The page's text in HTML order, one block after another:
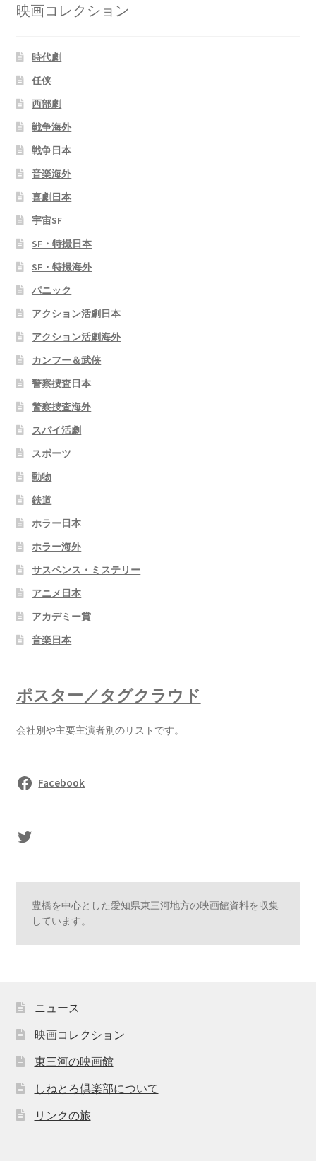
映画コレクション
時代劇
任侠
西部劇
戦争海外
戦争日本
音楽海外
喜劇日本
宇宙SF
SF・特撮日本
SF・特撮海外
パニック
アクション活劇日本
アクション活劇海外
カンフー＆武侠
警察捜査日本
警察捜査海外
スパイ活劇
スポーツ
動物
鉄道
ホラー日本
ホラー海外
サスペンス・ミステリー
アニメ日本
アカデミー賞
音楽日本
ポスター／タグクラウド
会社別や主要主演者別のリストです。
Facebook
sasaki's Twitter
豊橋を中心とした愛知県東三河地方の映画館資料を収集
しています。
ニュース
映画コレクション
東三河の映画館
しねとろ倶楽部について
リンクの旅